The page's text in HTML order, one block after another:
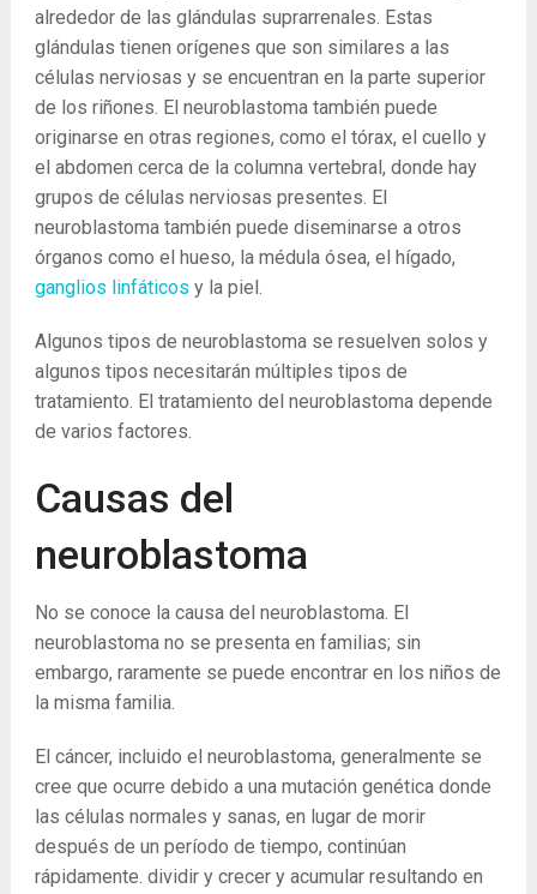
alrededor de las glándulas suprarrenales. Estas
glándulas tienen orígenes que son similares a las
células nerviosas y se encuentran en la parte superior
de los riñones. El neuroblastoma también puede
originarse en otras regiones, como el tórax, el cuello y
el abdomen cerca de la columna vertebral, donde hay
grupos de células nerviosas presentes. El
neuroblastoma también puede diseminarse a otros
órganos como el hueso, la médula ósea, el hígado,
ganglios linfáticos y la piel.
Algunos tipos de neuroblastoma se resuelven solos y
algunos tipos necesitarán múltiples tipos de
tratamiento. El tratamiento del neuroblastoma depende
de varios factores.
Causas del
neuroblastoma
No se conoce la causa del neuroblastoma. El
neuroblastoma no se presenta en familias; sin
embargo, raramente se puede encontrar en los niños de
la misma familia.
El cáncer, incluido el neuroblastoma, generalmente se
cree que ocurre debido a una mutación genética donde
las células normales y sanas, en lugar de morir
después de un período de tiempo, continúan
rápidamente. dividir y crecer y acumular resultando en